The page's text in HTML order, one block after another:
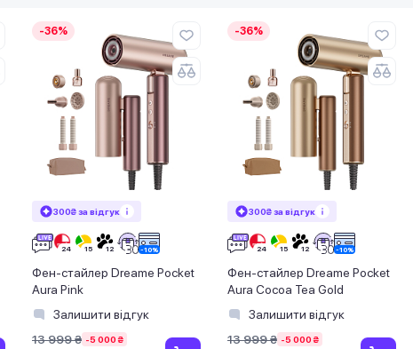
-36%
300₴ за відгук
Фен-стайлер Dreame Pocket
Aura Pink
Залишити відгук
13 999 ₴ -5 000 ₴
-36%
300₴ за відгук
Фен-стайлер Dreame Pocket
Aura Cocoa Tea Gold
Залишити відгук
13 999 ₴ -5 000 ₴